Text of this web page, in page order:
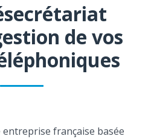
de vos
française basée